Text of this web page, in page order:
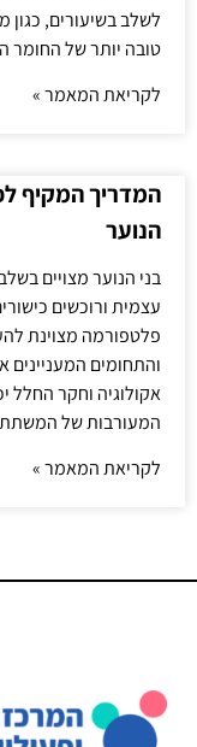
לשלב בשיעורים,
טובה יותר של החומר
לקריאת המאמר »
המדריך המקיף
הנוער
בני הנוער מצויים
עצמית ורוכשים
פלטפורמה מצוינת
והתחומים המעניינים
אקולוגיה וחקר החלל
המעורבות של
לקריאת המאמר »